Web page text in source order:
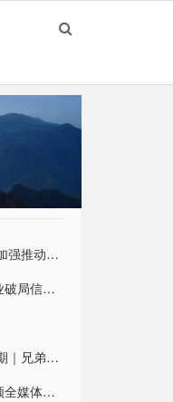
作伙伴关系
息迷雾
启创业之路
销新纪元